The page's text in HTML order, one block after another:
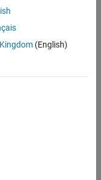
distance and speed
a Position Estimator for a
(English)